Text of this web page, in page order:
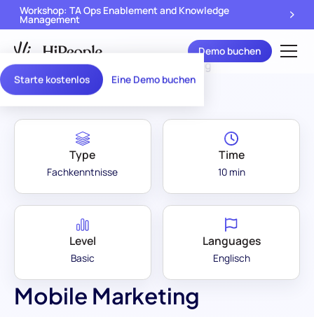
Starte kostenlos Eine Demo buchen
Workshop: TA Ops Enablement and Knowledge
Management
Demo buchen
Assessment Library Mobile Marketing
Mobile Marketing
Type
Fachkenntnisse
Time
10 min
Level
Basic
Languages
Englisch